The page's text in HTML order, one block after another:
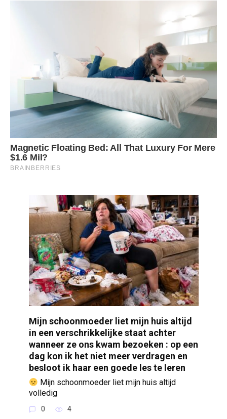
Mijn schoonmoeder liet mijn huis altijd
in een verschrikkelijke staat achter
wanneer ze ons kwam bezoeken : op een
dag kon ik het niet meer verdragen en
besloot ik haar een goede les te leren
Mijn schoonmoeder liet mijn huis altijd
volledig
0 4